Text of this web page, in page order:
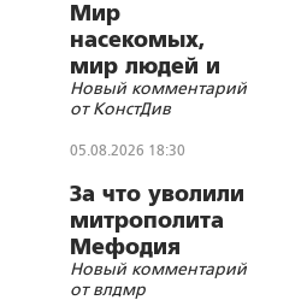
Мир
насекомых,
мир людей и
блуд
Новый комментарий
от КонстДив
05.08.2026 18:30
За что уволили
митрополита
Мефодия
(Немцова)?
Новый комментарий
от влдмр